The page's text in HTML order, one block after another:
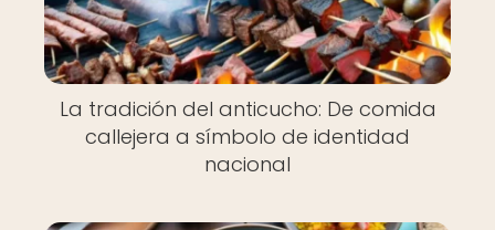
La tradición del anticucho: De comida
callejera a símbolo de identidad
nacional